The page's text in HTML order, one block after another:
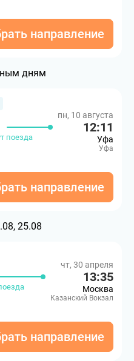
направление
дням
поезда
пн, 10 августа
12:11
Уфа
Уфа
направление
25.08
чт, 30 апреля
13:35
Москва
Казанский Вокзал
направление